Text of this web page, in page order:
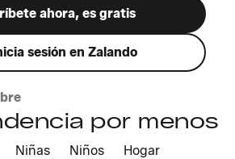
ahora, es gratis
sesión en Zalando
por menos
Niñas Niños Hogar